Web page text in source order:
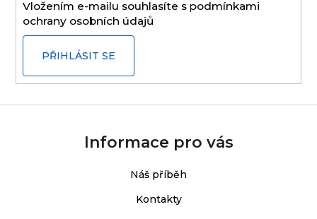
Vložením e-mailu souhlasíte s podmínkami
ochrany osobních údajů
PŘIHLÁSIT SE
Informace pro vás
Náš příběh
Kontakty